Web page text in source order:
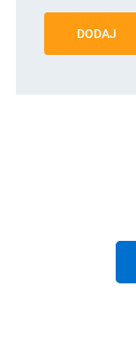
DODAJ